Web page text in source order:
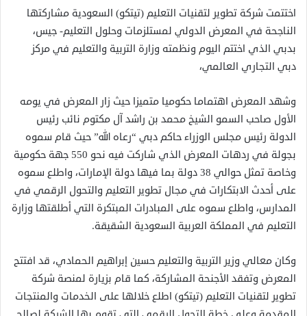
اختتمت شركة تطوير لتقنيات التعليم (تيتكو) السعودية مشاركتها
الناجحة في المعرض الدولي لمستلزمات وحلول التعليم- جيس،
بدبي الذي اختتم اليوم ونظمته وزارة التربية والتعليم في مركز
دبي التجاري العالمي،
وشهد المعرض اهتماما حكوميا متميزا حيث زار المعرض في يومه
الأول صاحب السمو الشيخ محمد بن راشد آل مكتوم نائب رئيس
الدولة رئيس مجلس الوزراء حاكم دبي “رعاه الله” حيث قام سموه
بجولة في ردهات المعرض الذي شاركت فيه نحو 550 جهة حكومية
وخاصة تمثل حوالي 38 دولة بما فيها دولة الإمارات، واطلع سموه
على أحدث الابتكارات في مجال تطوير التعليم والتحول الرقمي في
المدارس، واطلع سموه على المبادرات المبتكرة التي أطلقتها وزارة
التعليم في المملكة العربية السعودية الشقيقة.
وكان معالي وزير التربية والتعليم حسين إبراهيم الحمادي، قد افتتح
المعرض وتفقد الأجنحة المشاركة، كما قام بزيارة لمنصة شركة
تطوير لتقنيات التعليم (تيتكو) اطلع خلالها على الخدمات والمنتجات